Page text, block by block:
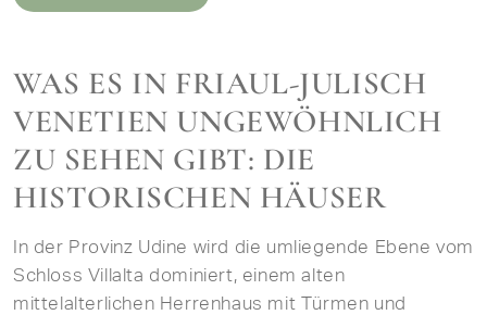
WAS ES IN FRIAUL-JULISCH
VENETIEN UNGEWÖHNLICH
ZU SEHEN GIBT: DIE
HISTORISCHEN HÄUSER
In der Provinz Udine wird die umliegende Ebene vom
Schloss Villalta dominiert, einem alten
mittelalterlichen Herrenhaus mit Türmen und